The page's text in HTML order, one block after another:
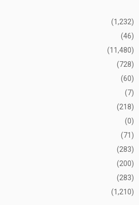
(1,232)
(46)
(11,480)
(728)
(60)
(7)
(218)
(0)
(71)
(283)
(200)
(283)
(1,210)